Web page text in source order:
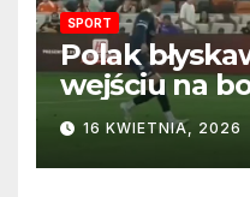
SPORT
Polak
wejściu na
2216 KWIETNIA, 2026